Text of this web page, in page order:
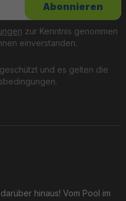
und es gelten die
.
zur Kenntnis genommen
einverstanden.
Abonnieren
hinaus! Vom Pool im